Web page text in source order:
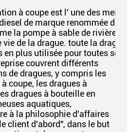
à coupe est l' une des
de marque renommée de
la pompe à sable de rivière.
vie de la drague. toute la
en plus utilisée pour toutes
couvrent différents
de dragues, y compris les
coupe, les dragues à
dragues à bouteille en
aquatiques,
à la philosophie d'affaires
client d'abord", dans le but